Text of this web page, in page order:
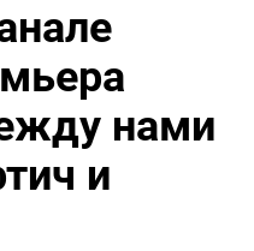
нами
и